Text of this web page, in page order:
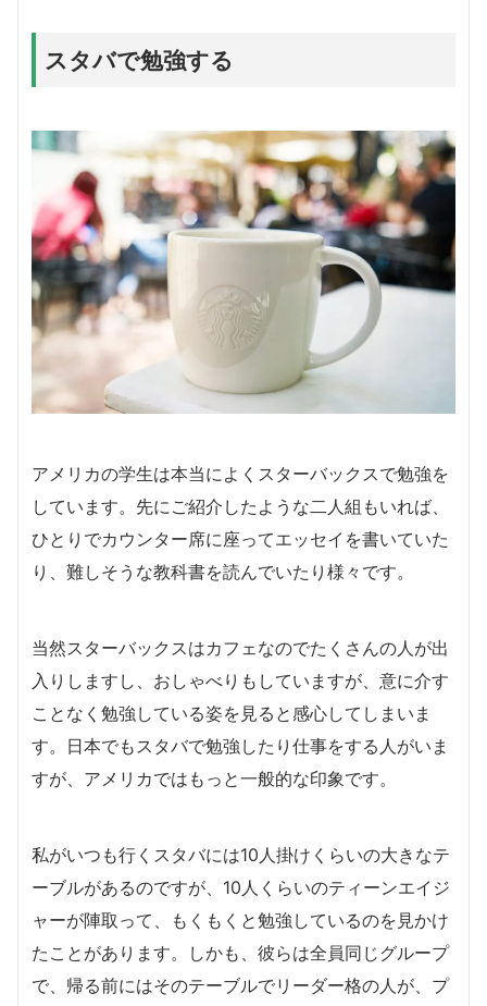
スタバで勉強する
アメリカの学生は本当によくスターバックスで勉強を
しています。先にご紹介したような二人組もいれば、
ひとりでカウンター席に座ってエッセイを書いていた
り、難しそうな教科書を読んでいたり様々です。
当然スターバックスはカフェなのでたくさんの人が出
入りしますし、おしゃべりもしていますが、意に介す
ことなく勉強している姿を見ると感心してしまいま
す。日本でもスタバで勉強したり仕事をする人がいま
すが、アメリカではもっと一般的な印象です。
私がいつも行くスタバには10人掛けくらいの大きなテ
ーブルがあるのですが、10人くらいのティーンエイジ
ャーが陣取って、もくもくと勉強しているのを見かけ
たことがあります。しかも、彼らは全員同じグループ
で、帰る前にはそのテーブルでリーダー格の人が、プ